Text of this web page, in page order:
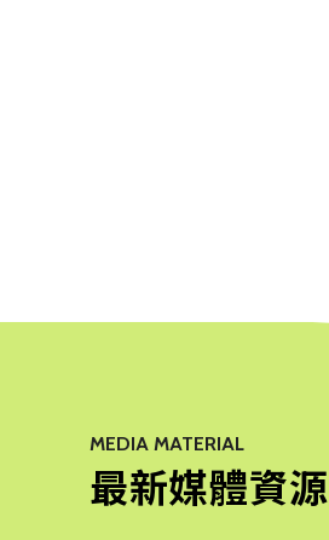
MEDIA MATERIAL
最新媒體資源